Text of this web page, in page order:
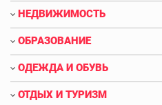
НЕДВИЖИМОСТЬ
ОБРАЗОВАНИЕ
ОДЕЖДА И ОБУВЬ
ОТДЫХ И ТУРИЗМ